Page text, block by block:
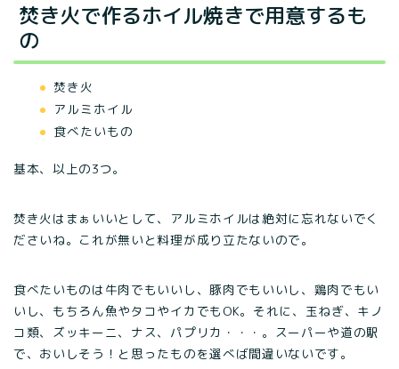
焚き火で作るホイル焼きで用意するも
の
焚き火
アルミホイル
食べたいもの
基本、以上の3つ。
焚き火はまぁいいとして、アルミホイルは絶対に忘れないでく
ださいね。これが無いと料理が成り立たないので。
食べたいものは牛肉でもいいし、豚肉でもいいし、鶏肉でもい
いし、もちろん魚やタコやイカでもOK。それに、玉ねぎ、キノ
コ類、ズッキーニ、ナス、パプリカ・・・。スーパーや道の駅
で、おいしそう！と思ったものを選べば間違いないです。